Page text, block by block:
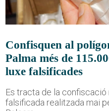
Confisquen al
Palma més de
luxe falsificades
Es tracta de la
falsificada realitzada mai